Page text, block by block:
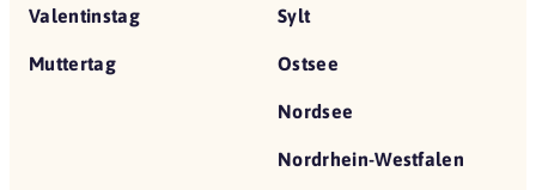
Valentinstag
Muttertag
Sylt
Ostsee
Nordsee
Nordrhein-Westfalen